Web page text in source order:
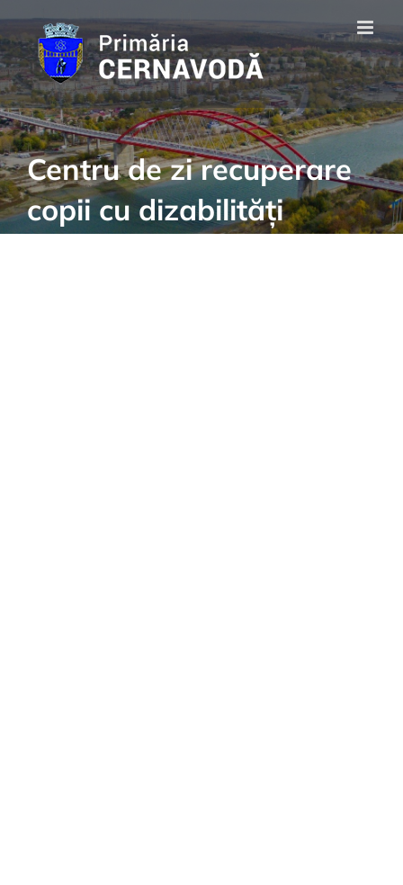
to
content
Centru de zi recuperare
copii cu dizabilități